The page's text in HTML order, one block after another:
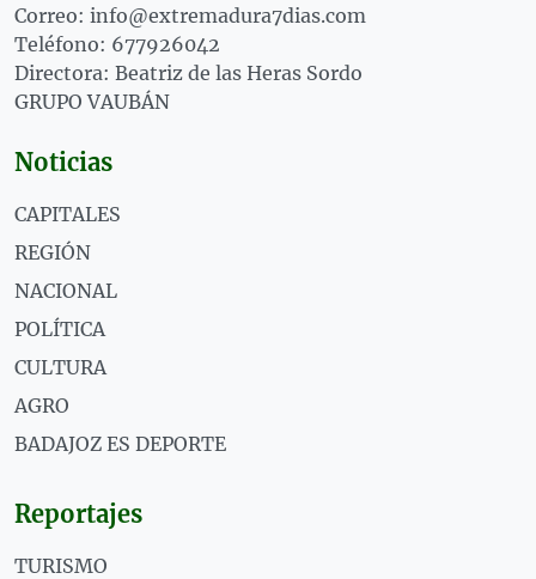
Correo: info@extremadura7dias.com
Teléfono: 677926042
Directora: Beatriz de las Heras Sordo
GRUPO VAUBÁN
Noticias
CAPITALES
REGIÓN
NACIONAL
POLÍTICA
CULTURA
AGRO
BADAJOZ ES DEPORTE
Reportajes
TURISMO